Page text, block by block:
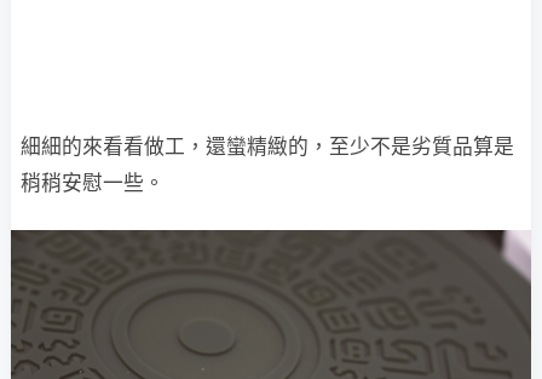
細細的來看看做工，還蠻精緻的，至少不是劣質品算是
稍稍安慰一些。